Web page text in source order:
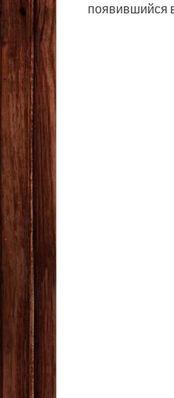
появившийся